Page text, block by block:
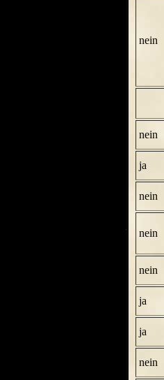
nein
nein
ja
nein
nein
nein
ja
ja
nein